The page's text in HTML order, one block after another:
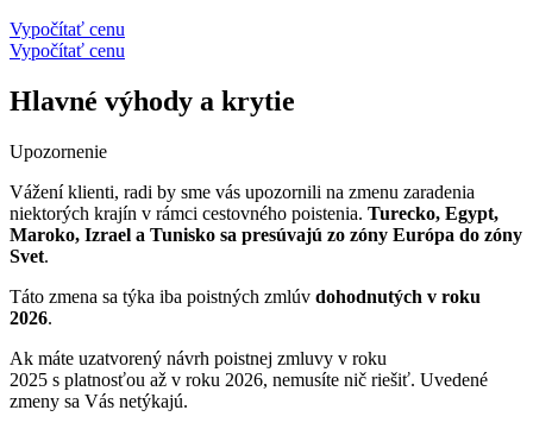
Vypočítať cenu
Vypočítať cenu
Hlavné výhody a krytie
Upozornenie
Vážení klienti, radi by sme vás upozornili na zmenu zaradenia
niektorých krajín v rámci cestovného poistenia. Turecko, Egypt,
Maroko, Izrael a Tunisko sa presúvajú zo zóny Európa do zóny
Svet.
Táto zmena sa týka iba poistných zmlúv dohodnutých v roku
2026.
Ak máte uzatvorený návrh poistnej zmluvy v roku
2025 s platnosťou až v roku 2026, nemusíte nič riešiť. Uvedené
zmeny sa Vás netýkajú.